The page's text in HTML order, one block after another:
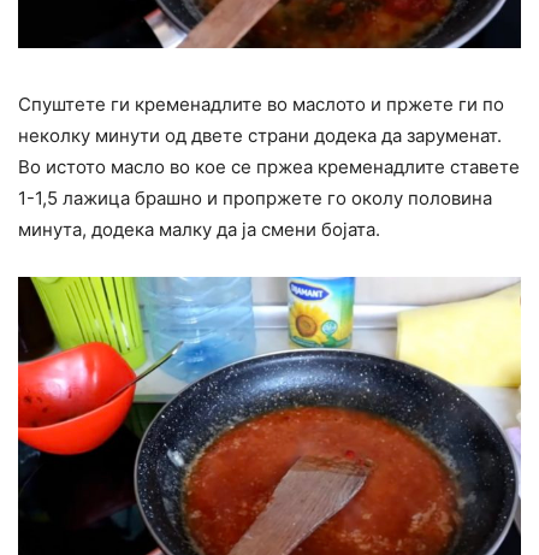
Спуштете ги кременадлите во маслото и пржете ги по
неколку минути од двете страни додека да заруменат.
Во истото масло во кое се пржеа кременадлите ставете
1-1,5 лажица брашно и пропржете го околу половина
минута, додека малку да ја смени бојата.